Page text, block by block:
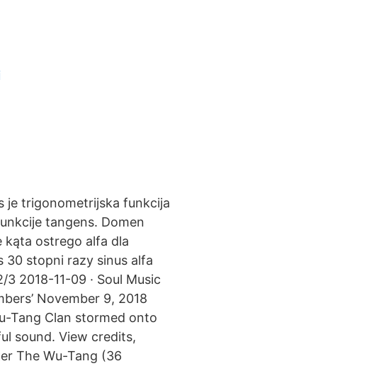
je trigonometrijska funkcija
tangens. Domen
kąta ostrego alfa dla
stopni razy sinus alfa
2018-11-09 · Soul Music
November 9, 2018
Tang Clan stormed onto
sound. View credits,
The Wu-Tang (36